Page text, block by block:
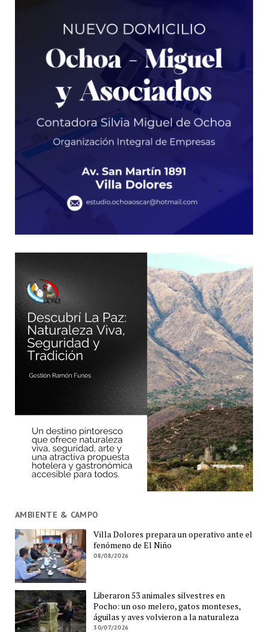
AMBIENTE & CAMPO
Villa Dolores prepara un operativo ante el
fenómeno de El Niño
08/08/2026
Liberaron 53 animales silvestres en
Pocho: un oso melero, gatos monteses,
águilas y aves volvieron a la naturaleza
30/07/2026